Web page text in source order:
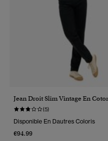
Jean Droit Slim Vintage En
(5)
Disponible En Dautres Coloris
€94.99